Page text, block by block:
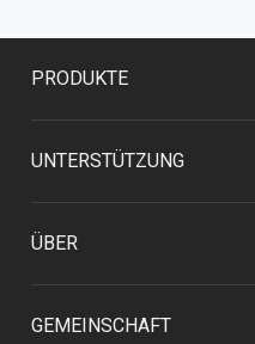
PRODUKTE
UNTERSTÜTZUNG
ÜBER
GEMEINSCHAFT